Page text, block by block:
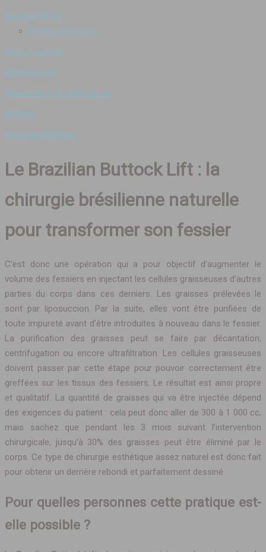
Santé générale
Petites annonces
Bien se soigner
Médicaments
Alimentation & mode de vie
Hygiène
Chirurgie plastique
Le Brazilian Buttock Lift : la
chirurgie brésilienne naturelle
pour transformer son fessier
C’est donc une opération qui a pour objectif d’augmenter le
volume des fessiers en injectant les cellules graisseuses d’autres
parties du corps dans ces derniers. Les graisses prélevées le
sont par liposuccion. Par la suite, elles vont être purifiées de
toute impureté avant d’être introduites à nouveau dans le fessier.
La purification des graisses peut se faire par décantation,
centrifugation ou encore ultrafiltration. Les cellules graisseuses
doivent passer par cette étape pour pouvoir correctement être
greffées sur les tissus des fessiers. Le résultat est ainsi propre
et qualitatif. La quantité de graisses qui va être injectée dépend
des exigences du patient : cela peut donc aller de 300 à 1 000 cc,
mais sachez que pendant les 3 mois suivant l’intervention
chirurgicale, jusqu’à 30% des graisses peut être éliminé par le
corps. Ce type de chirurgie esthétique assez naturel est donc fait
pour obtenir un derrière rebondi et parfaitement dessiné.
Pour quelles personnes cette pratique est-
elle possible ?